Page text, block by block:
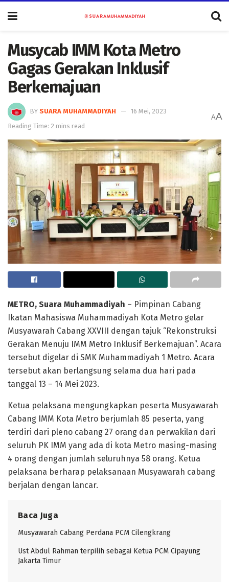
Musycab IMM Kota Metro
Gagas Gerakan Inklusif
Berkemajuan
BY SUARA MUHAMMADIYAH
16 Mei, 2023
Reading Time: 2 mins read
AA
METRO, Suara Muhammadiyah – Pimpinan Cabang
Ikatan Mahasiswa Muhammadiyah Kota Metro gelar
Musyawarah Cabang XXVIII dengan tajuk “Rekonstruksi
Gerakan Menuju IMM Metro Inklusif Berkemajuan”. Acara
tersebut digelar di SMK Muhammadiyah 1 Metro. Acara
tersebut akan berlangsung selama dua hari pada
tanggal 13 – 14 Mei 2023.
Ketua pelaksana mengungkapkan peserta Musyawarah
Cabang IMM Kota Metro berjumlah 85 peserta, yang
terdiri dari pleno cabang 27 orang dan perwakilan dari
seluruh PK IMM yang ada di kota Metro masing-masing
4 orang dengan jumlah seluruhnya 58 orang. Ketua
pelaksana berharap pelaksanaan Musyawarah cabang
berjalan dengan lancar.
Baca Juga
Musyawarah Cabang Perdana PCM Cilengkrang
Ust Abdul Rahman terpilih sebagai Ketua PCM Cipayung
Jakarta Timur